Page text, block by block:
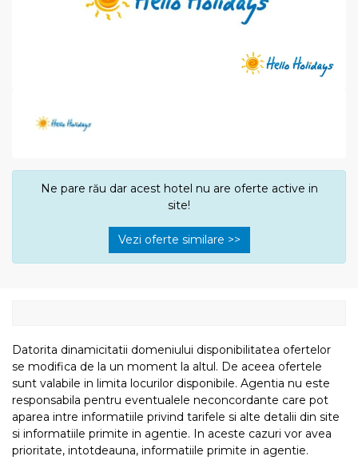
Ne pare rău dar acest hotel nu are oferte active in
site!
Vezi oferte similare >>
Datorita dinamicitatii domeniului disponibilitatea ofertelor
se modifica de la un moment la altul. De aceea ofertele
sunt valabile in limita locurilor disponibile. Agentia nu este
responsabila pentru eventualele neconcordante care pot
aparea intre informatiile privind tarifele si alte detalii din site
si informatiile primite in agentie. In aceste cazuri vor avea
prioritate, intotdeauna, informatiile primite in agentie.